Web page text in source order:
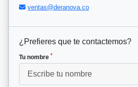
ventas@deranova.co
¿Prefieres que te contactemos?
Tu nombre *